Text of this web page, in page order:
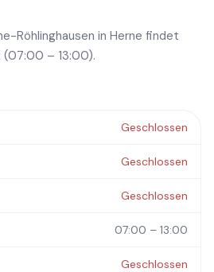
Röhlinghausen in Herne findet
– 13:00).
Geschlossen
Geschlossen
Geschlossen
07:00 – 13:00
Geschlossen